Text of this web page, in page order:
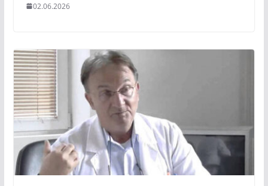
02.06.2026